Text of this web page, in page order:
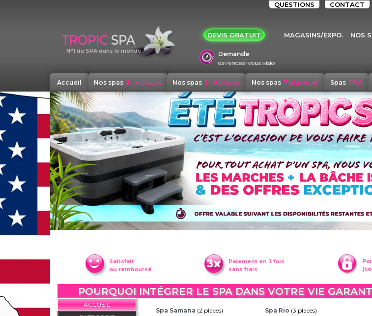
QUESTIONS CONTACT
N°1 du SPA dans le monde
DEVIS GRATUIT MAGASINS/EXPO. NOS
Demande
de rendez-vous visio
Accueil Nos spas 2 - 4 places Nos spas 5 - 6 places Nos spas 7 places et
+
Spas PRO
Satisfait
ou remboursé
Paiement en 3 fois
sans frais
POURQUOI INTÉGRER LE SPA DANS VOTRE VIE
ACCUEIL
Spa Samana (2 places) Spa Rio (3 places)